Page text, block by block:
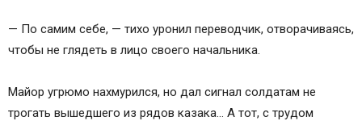
— По самим себе, — тихо уронил переводчик, отворачиваясь,
чтобы не глядеть в лицо своего начальника.
Майор угрюмо нахмурился, но дал сигнал солдатам не
трогать вышедшего из рядов казака… А тот, с трудом